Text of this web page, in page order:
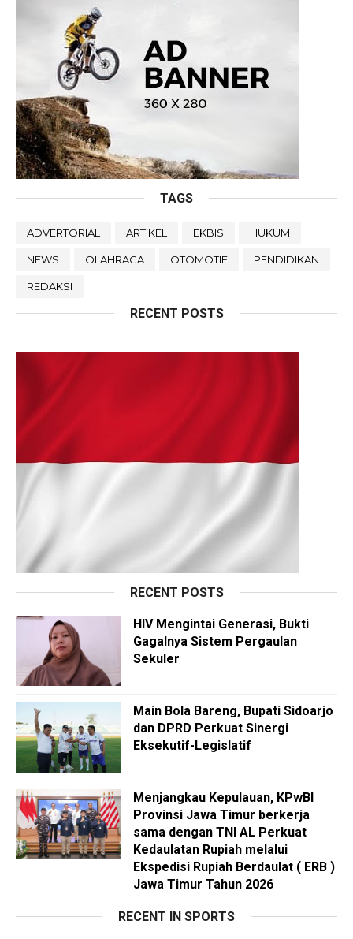
TAGS
ADVERTORIAL ARTIKEL EKBIS HUKUM
NEWS OLAHRAGA OTOMOTIF PENDIDIKAN
REDAKSI
RECENT POSTS
RECENT POSTS
HIV Mengintai Generasi, Bukti
Gagalnya Sistem Pergaulan
Sekuler
Main Bola Bareng, Bupati Sidoarjo
dan DPRD Perkuat Sinergi
Eksekutif-Legislatif
Menjangkau Kepulauan, KPwBI
Provinsi Jawa Timur berkerja
sama dengan TNI AL Perkuat
Kedaulatan Rupiah melalui
Ekspedisi Rupiah Berdaulat ( ERB )
Jawa Timur Tahun 2026
RECENT IN SPORTS